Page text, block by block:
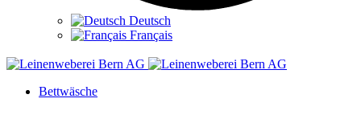
Deutsch
Français
Bettwäsche